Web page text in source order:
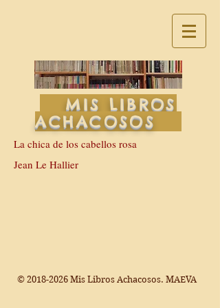
MIS LIBROS
ACHACOSOS
La chica de los cabellos rosa
Jean Le Hallier
© 2018-2026 Mis Libros Achacosos. MAEVA